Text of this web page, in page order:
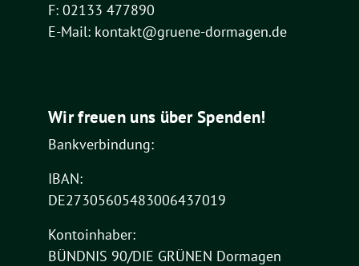
F: 02133 477890
E-Mail: kontakt@gruene-dormagen.de
Wir freuen uns über Spenden!
Bankverbindung:
IBAN:
DE27305605483006437019
Kontoinhaber:
BÜNDNIS 90/DIE GRÜNEN Dormagen